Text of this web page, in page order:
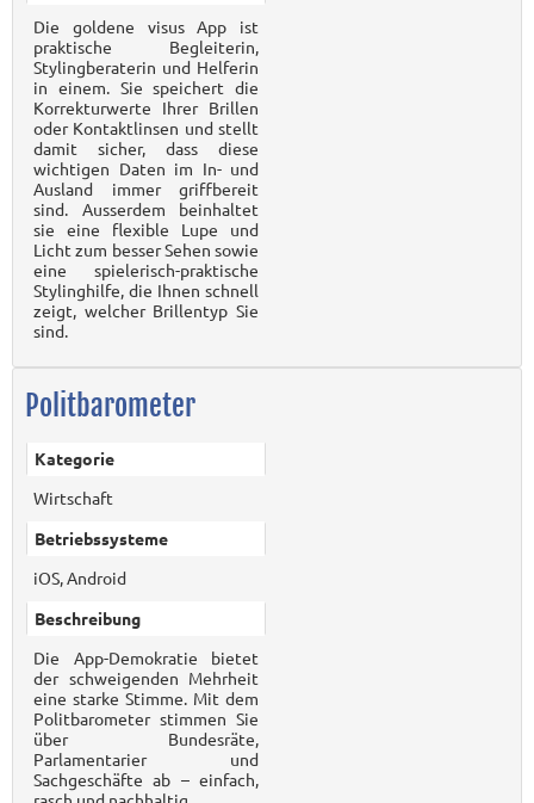
Die goldene visus App ist
praktische Begleiterin,
Stylingberaterin und Helferin
in einem. Sie speichert die
Korrekturwerte Ihrer Brillen
oder Kontaktlinsen und stellt
damit sicher, dass diese
wichtigen Daten im In- und
Ausland immer griffbereit
sind. Ausserdem beinhaltet
sie eine flexible Lupe und
Licht zum besser Sehen sowie
eine spielerisch-praktische
Stylinghilfe, die Ihnen schnell
zeigt, welcher Brillentyp Sie
sind.
Politbarometer
Kategorie
Wirtschaft
Betriebssysteme
iOS, Android
Beschreibung
Die App-Demokratie bietet
der schweigenden Mehrheit
eine starke Stimme. Mit dem
Politbarometer stimmen Sie
über Bundesräte,
Parlamentarier und
Sachgeschäfte ab – einfach,